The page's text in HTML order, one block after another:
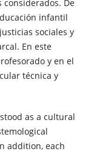
De
infantil
sociales y
En este
y en el
técnica y
as a cultural
addition, each